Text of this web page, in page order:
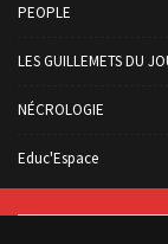
PEOPLE
LES GUILLEMETS DU
NÉCROLOGIE
Educ'Espace